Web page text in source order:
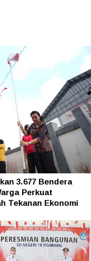
3.677 Bendera
Perkuat
Tekanan Ekonomi